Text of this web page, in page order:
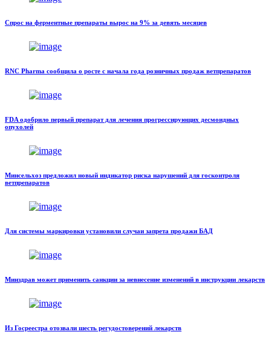
Спрос на ферментные препараты вырос на 9% за девять месяцев
RNC Pharma сообщила о росте с начала года розничных продаж ветпрепаратов
FDA одобрило первый препарат для лечения прогрессирующих десмоидных
опухолей
Минсельхоз предложил новый индикатор риска нарушений для госконтроля
ветпрепаратов
Для системы маркировки установили случаи запрета продажи БАД
Минздрав может применить санкции за невнесение изменений в инструкции лекарств
Из Госреестра отозвали шесть регудостоверений лекарств